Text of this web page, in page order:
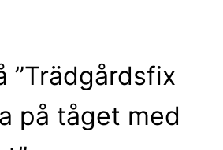
”Trädgårdsfix
på tåget med